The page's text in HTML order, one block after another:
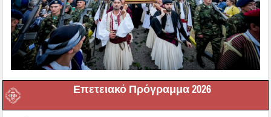
Επετειακό Πρόγραμμα 2026